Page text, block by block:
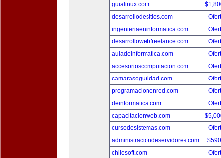
guialinux.com
desarrollodesitios.com
ingenieriaeninformatica.com
desarrollowebfreelance.com
auladeinformatica.com
accesorioscomputacion.com
camaraseguridad.com
programacionenred.com
deinformatica.com
capacitacionweb.com
cursodesistemas.com
administraciondeservidores.com
chilesoft.com